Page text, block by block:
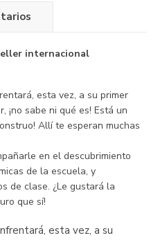
internacional
esta vez, a su primer
¡no sabe ni qué es! Está un
Allí te esperan muchas
en el descubrimiento
de la escuela, y
de clase. ¿Le gustará la
que sí!
esta vez, a su